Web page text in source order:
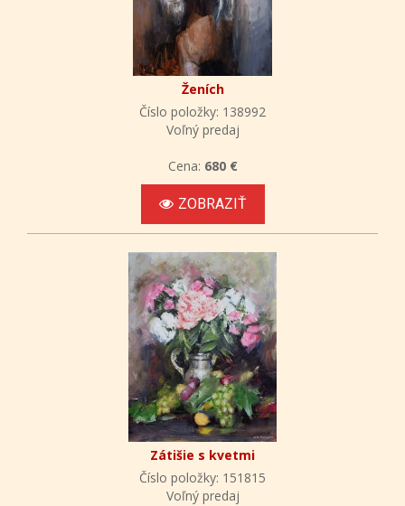
Ženích
Číslo položky: 138992
Voľný predaj
Cena: 680 €
ZOBRAZIŤ
Zátišie s kvetmi
Číslo položky: 151815
Voľný predaj